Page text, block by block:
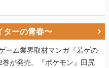
ターの青春〜
ーム業界取材マンガ『若ゲの
巻が発売。『ポケモン』田尻